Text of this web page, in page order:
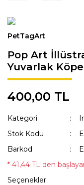
PetTagArt
Pop Art
Yuvarlak
400,00 TL
Kategori
Stok Kodu
Barkod
* 41,44 TL den
Seçenekler